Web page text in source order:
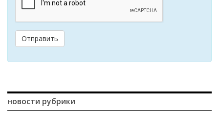
Отправить
новости рубрики